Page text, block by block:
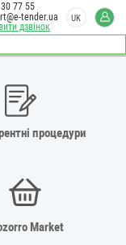
дзвінок
77 55
tender.ua
UK
процедури
Market